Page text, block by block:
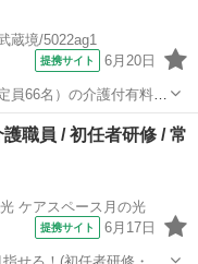
蔵境/5022ag1
提携サイト 6月20日
66名）の介護付有料老
の健康管理・急変時の
療行為インスリン注
職員 / 初任者研修 / 常
ケアスペース月の光
提携サイト 6月17日